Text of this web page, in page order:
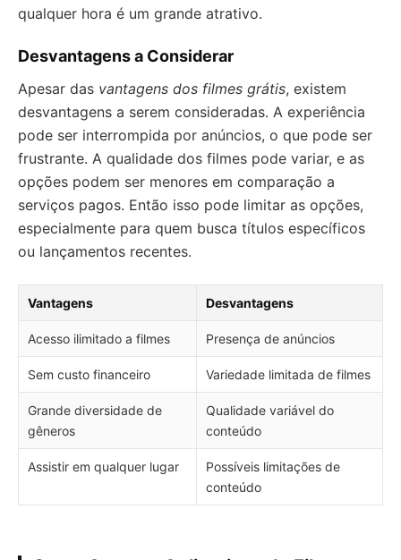
qualquer hora é um grande atrativo.
Desvantagens a Considerar
Apesar das vantagens dos filmes grátis, existem
desvantagens a serem consideradas. A experiência
pode ser interrompida por anúncios, o que pode ser
frustrante. A qualidade dos filmes pode variar, e as
opções podem ser menores em comparação a
serviços pagos. Então isso pode limitar as opções,
especialmente para quem busca títulos específicos
ou lançamentos recentes.
Vantagens Desvantagens
Acesso ilimitado a filmes Presença de anúncios
Sem custo financeiro Variedade limitada de filmes
Grande diversidade de
gêneros
Qualidade variável do
conteúdo
Assistir em qualquer lugar
Possíveis limitações de
conteúdo